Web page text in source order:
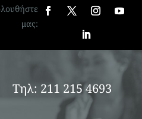
μας:
Τηλ: 211 215 4693